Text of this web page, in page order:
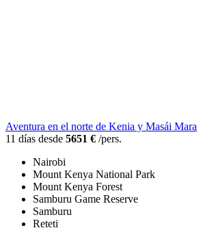
Aventura en el norte de Kenia y Masái Mara
11 días desde 5651 € /pers.
Nairobi
Mount Kenya National Park
Mount Kenya Forest
Samburu Game Reserve
Samburu
Reteti